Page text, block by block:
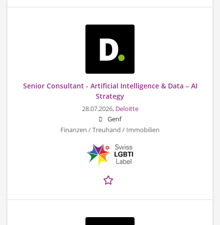
Senior Consultant - Artificial Intelligence & Data – AI
Strategy
28.07.2026, Deloitte
Genf
Finanzen / Treuhand / Immobilien